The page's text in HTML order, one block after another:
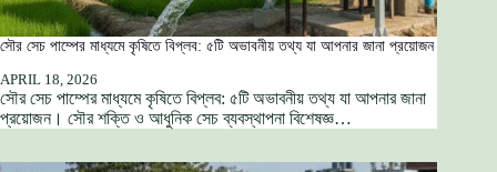
সৌর সেচ পাম্পের মাধ্যমে কৃষিতে বিপ্লব: ৫টি অভাবনীয় তথ্য যা আপনার জানা প্রয়োজন
APRIL 18, 2026
সৌর সেচ পাম্পের মাধ্যমে কৃষিতে বিপ্লব: ৫টি অভাবনীয় তথ্য যা আপনার জানা
প্রয়োজন। সৌর শক্তি ও আধুনিক সেচ ব্যবস্থাপনা বিশেষজ্ঞ…